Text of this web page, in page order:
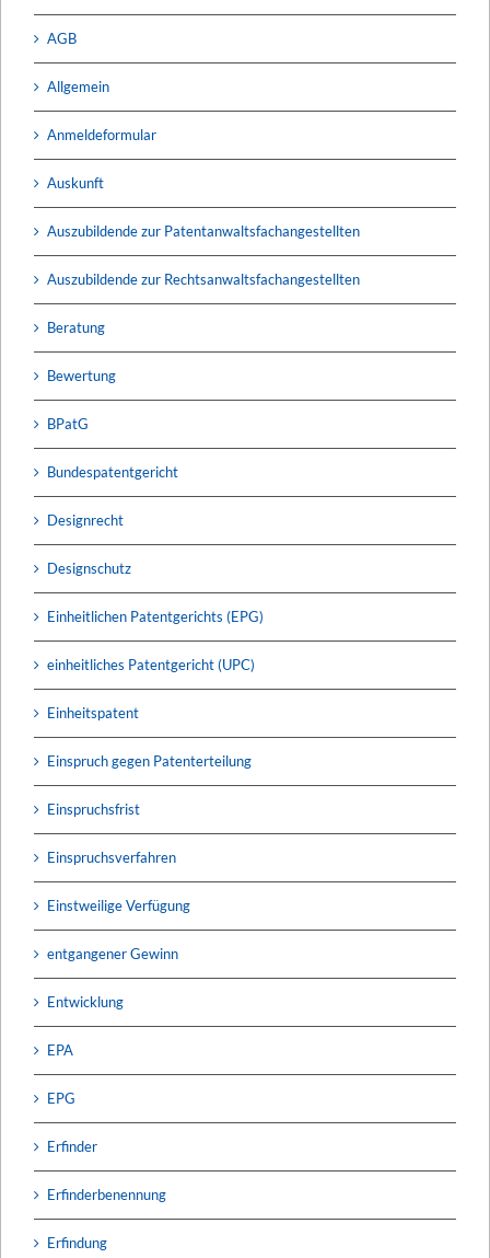
AGB
Allgemein
Anmeldeformular
Auskunft
Auszubildende zur Patentanwaltsfachangestellten
Auszubildende zur Rechtsanwaltsfachangestellten
Beratung
Bewertung
BPatG
Bundespatentgericht
Designrecht
Designschutz
Einheitlichen Patentgerichts (EPG)
einheitliches Patentgericht (UPC)
Einheitspatent
Einspruch gegen Patenterteilung
Einspruchsfrist
Einspruchsverfahren
Einstweilige Verfügung
entgangener Gewinn
Entwicklung
EPA
EPG
Erfinder
Erfinderbenennung
Erfindung